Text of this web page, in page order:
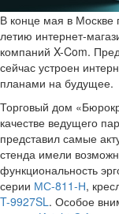
В конце мая в Москве
летию интернет-
компаний X-Com.
сейчас устроен
планами на будущее.
Торговый дом
качестве ведущего
представил самые
стенда имели
функциональность
серии МС-811-Н,
T-9927SL. Особое